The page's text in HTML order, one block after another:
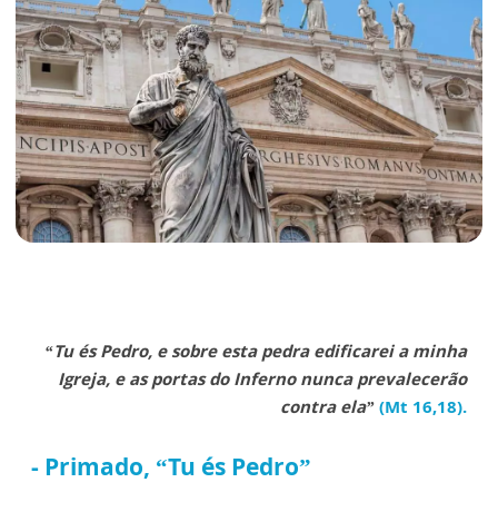
“Tu és Pedro, e sobre esta pedra edificarei a minha
Igreja, e as portas do Inferno nunca prevalecerão
contra ela” (Mt 16,18).
- Primado, “Tu és Pedro”